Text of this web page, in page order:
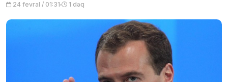
24 fevral / 01:31 1 dəq